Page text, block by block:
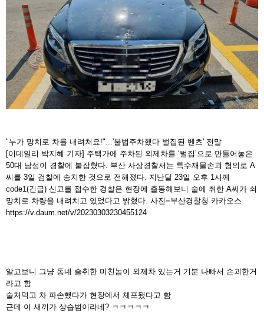
"누가 망치로 차를 내려쳐요!"...'불법주차했다 벌집된 벤츠' 전말
[이데일리 박지혜 기자] 주택가에 주차된 외제차를 ‘벌집’으로 만들어놓은
50대 남성이 경찰에 붙잡혔다. 부산 사상경찰서는 특수재물손괴 혐의로 A
씨를 3일 검찰에 송치한 것으로 전해졌다. 지난달 23일 오후 1시께
code1(긴급) 신고를 접수한 경찰은 현장에 출동해보니 술에 취한 A씨가 쇠
망치로 차량을 내려치고 있었다고 밝혔다. 사진=부산경찰청 카카오스
https://v.daum.net/v/20230303230455124
알고보니 그냥 동네 술취한 미친놈이 외제차 있는거 기분 나빠서 손괴한거
라고 함
술처먹고 차 파손했다가 현장에서 체포됐다고 함
근데 이 새끼가 상습범이라네? ㅋㅋㅋㅋㅋ